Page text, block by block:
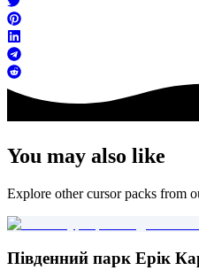
You may also like
Explore other cursor packs from
Південний парк Ерік